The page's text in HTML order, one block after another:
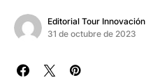
Editorial Tour Innovación
31 de octubre de 2023